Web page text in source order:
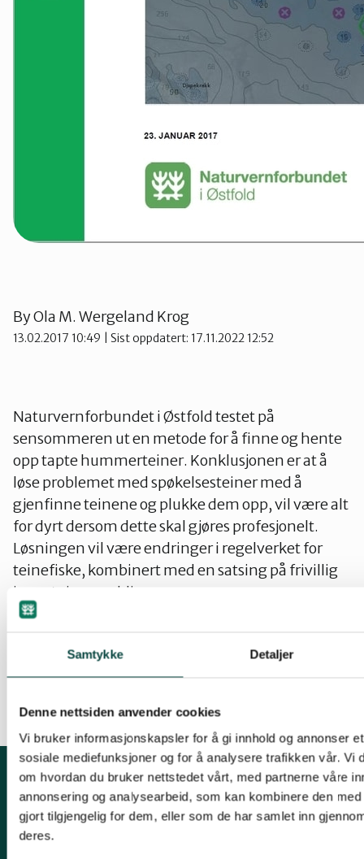
Samtykke Detaljer
Denne nettsiden anvender cookies
Vi bruker informasjonskapsler for å gi innhold og annonser
sosiale mediefunksjoner og for å analysere trafikken vår. Vi
om hvordan du bruker nettstedet vårt, med partnerne våre
annonsering og analysearbeid, som kan kombinere den
gjort tilgjengelig for dem, eller som de har samlet inn
deres.
ByOla M. Wergeland Krog
13.02.2017 10:49 | Sist oppdatert: 17.11.2022 12:52
Naturvernforbundet i Østfold testet på
sensommeren ut en metode for å finne og hente
opp tapte hummerteiner. Konklusjonen er at å
løse problemet med spøkelsesteiner med å
gjenfinne teinene og plukke dem opp, vil være alt
for dyrt dersom dette skal gjøres profesjonelt.
Løsningen vil være endringer i regelverket for
teinefiske, kombinert med en satsing på frivillig
innsats i oppryddingen.
Les mer i vår rapport nr. 2017-1
Kontakt fylkeslaget
Kirkegaten 31B, 1632 Fredrikstad